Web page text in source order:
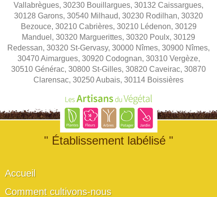
Vallabrègues, 30230 Bouillargues, 30132 Caissargues,
30128 Garons, 30540 Milhaud, 30230 Rodilhan, 30320
Bezouce, 30210 Cabrières, 30210 Lédenon, 30129
Manduel, 30320 Marguerittes, 30320 Poulx, 30129
Redessan, 30320 St-Gervasy, 30000 Nîmes, 30900 Nîmes,
30470 Aimargues, 30920 Codognan, 30310 Vergèze,
30510 Générac, 30800 St-Gilles, 30820 Caveirac, 30870
Clarensac, 30250 Aubais, 30114 Boissières
" Établissement labélisé "
Accueil
Comment cultivons-nous